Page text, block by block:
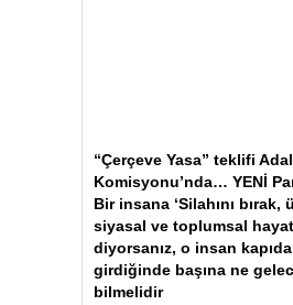
“Çerçeve Yasa” teklifi
Komisyonu’nda… YENİ
Bir insana ‘Silahını bırak,
siyasal ve toplumsal
diyorsanız, o insan
girdiğinde başına ne
bilmelidir